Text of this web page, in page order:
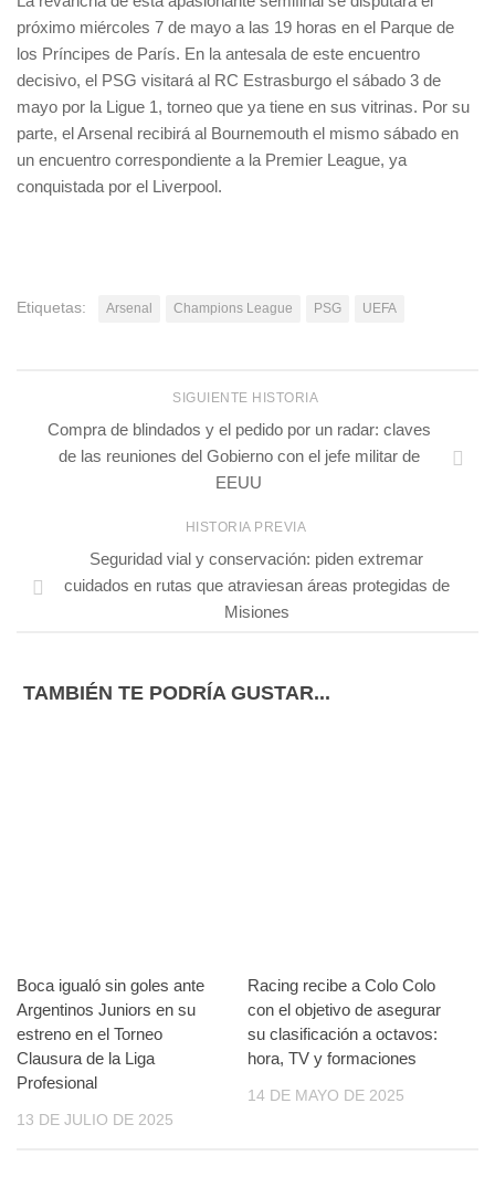
próximo miércoles 7 de mayo a las 19 horas en el Parque de
los Príncipes de París. En la antesala de este encuentro
decisivo, el PSG visitará al RC Estrasburgo el sábado 3 de
mayo por la Ligue 1, torneo que ya tiene en sus vitrinas. Por su
parte, el Arsenal recibirá al Bournemouth el mismo sábado en
un encuentro correspondiente a la Premier League, ya
conquistada por el Liverpool.
Etiquetas: Arsenal Champions League PSG UEFA
SIGUIENTE HISTORIA
Compra de blindados y el pedido por un radar: claves
de las reuniones del Gobierno con el jefe militar de
EEUU
HISTORIA PREVIA
Seguridad vial y conservación: piden extremar
cuidados en rutas que atraviesan áreas protegidas de
Misiones
TAMBIÉN TE PODRÍA GUSTAR...
Boca igualó sin goles ante
Argentinos Juniors en su
estreno en el Torneo
Clausura de la Liga
Profesional
13 DE JULIO DE 2025
Racing recibe a Colo Colo
con el objetivo de asegurar
su clasificación a octavos:
hora, TV y formaciones
14 DE MAYO DE 2025